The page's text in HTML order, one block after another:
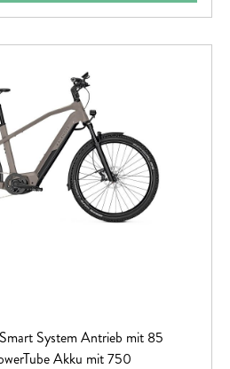
System Antrieb mit 85
Akku mit 750